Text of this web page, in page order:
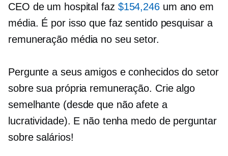
CEO de um hospital faz $154,246um ano em
média. É por isso que faz sentido pesquisar a
remuneração média no seu setor.
Pergunte a seus amigos e conhecidos do setor
sobre sua própria remuneração. Crie algo
semelhante (desde que não afete a
lucratividade). E não tenha medo de perguntar
sobre salários!